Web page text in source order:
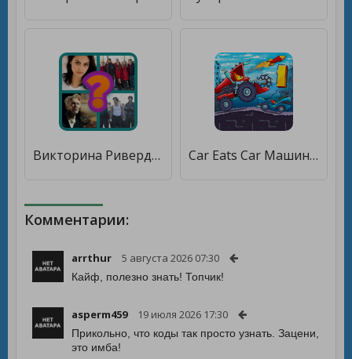
Викторина Ривердейл. Узнай какой ты фанат [Много монет] Car Eats Car Машина Ест Машину [Бесплатные покупки]
Комментарии:
arrthur 5 августа 2026 07:30
Кайф, полезно знать! Топчик!
asperm459 19 июля 2026 17:30
Прикольно, что коды так просто узнать. Зацени,
это имба!